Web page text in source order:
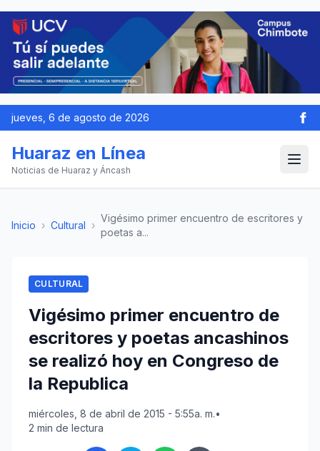
jueves, 6 de agosto de 2026
Huaraz en Línea
Noticias de Huaraz y Áncash
Inicio › Cultural ›
Vigésimo primer encuentro de escritores y
poetas a...
CULTURAL
Vigésimo primer encuentro de
escritores y poetas ancashinos
se realizó hoy en Congreso de
la Republica
miércoles, 8 de abril de 2015 - 5:55a. m.•
2 min de lectura